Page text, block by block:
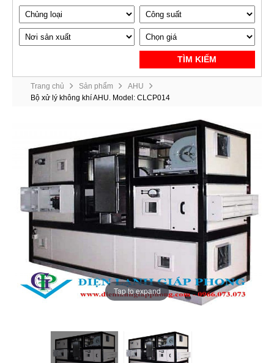
TÌM KIẾM
Trang chủ Sản phẩm
AHU
Bộ xử lý không khí AHU. Model: CLCP014
Tap to expand